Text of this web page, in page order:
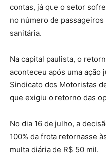
contas, já que o setor
no número de
sanitária.
Na capital paulista, o
aconteceu após uma ação
Sindicato dos Motoristas
que exigiu o retorno das
No dia 16 de julho, a
100% da frota retornasse
multa diária de R$ 50 mil.